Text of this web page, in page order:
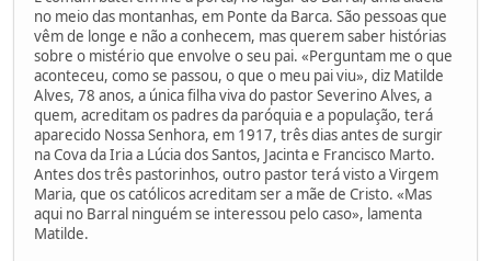
no meio das montanhas, em Ponte da Barca. São pessoas que
vêm de longe e não a conhecem, mas querem saber histórias
sobre o mistério que envolve o seu pai. «Perguntam me o que
aconteceu, como se passou, o que o meu pai viu», diz Matilde
Alves, 78 anos, a única filha viva do pastor Severino Alves, a
quem, acreditam os padres da paróquia e a população, terá
aparecido Nossa Senhora, em 1917, três dias antes de surgir
na Cova da Iria a Lúcia dos Santos, Jacinta e Francisco Marto.
Antes dos três pastorinhos, outro pastor terá visto a Virgem
Maria, que os católicos acreditam ser a mãe de Cristo. «Mas
aqui no Barral ninguém se interessou pelo caso», lamenta
Matilde.